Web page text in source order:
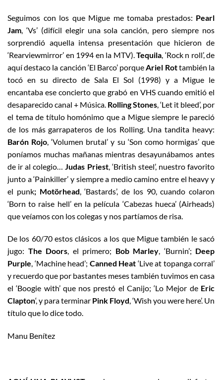
Seguimos con los que Migue me tomaba prestados: Pearl
Jam , ‘Vs’ (difícil elegir una sola canción, pero siempre nos
sorprendió aquella intensa presentación que hicieron de
‘Rearviewmirror’ en 1994 en la MTV). Tequila , ‘Rock n roll’, de
aquí destaco la canción ‘El Barco’ porque Ariel Rottambién la
tocó en su directo de Sala El Sol (1998) y a Migue le
encantaba ese concierto que grabó en VHS cuando emitió el
desaparecido canal + Música. Rolling Stones , ‘Let it bleed’, por
el tema de título homónimo que a Migue siempre le pareció
de los más garrapateros de los Rolling. Una tandita heavy:
Barón Rojo , ‘Volumen brutal’ y su ‘Son como hormigas’ que
poníamos muchas mañanas mientras desayunábamos antes
de ir al colegio…
Judas Priest, ‘British steel’, nuestro favorito
junto a ‘Painkiller’ y siempre a medio camino entre el heavy y
el punk; Motörhead , ‘Bastards’, de los 90, cuando colaron
‘Born to raise hell’ en la película ‘Cabezas hueca’ (Airheads)
que veíamos con los colegas y nos partíamos de risa.
De los 60/70 estos clásicos a los que Migue también le sacó
jugo: The Doors, el primero; Bob Marley, ‘Burnin’; Deep
Purple, ‘Machine head’; Canned Heat ‘Live at topanga corral’
y recuerdo que por bastantes meses también tuvimos en casa
el ‘Boogie with’ que nos prestó el Canijo; ‘Lo Mejor deEric
Clapton‘, y para terminar Pink Floyd, ‘Wish you were here’. Un
título que lo dice todo.
Manu Benítez